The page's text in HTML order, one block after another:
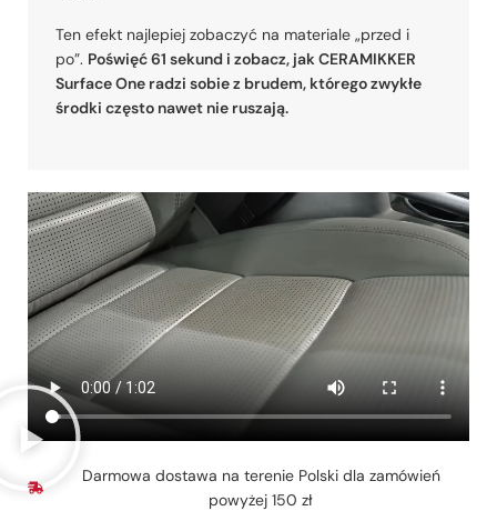
Ten efekt najlepiej zobaczyć na materiale „przed i
po”. Poświęć 61 sekund i zobacz, jak CERAMIKKER
Surface One radzi sobie z brudem, którego zwykłe
środki często nawet nie ruszają.
Darmowa dostawa na terenie Polski dla zamówień
powyżej 150 zł